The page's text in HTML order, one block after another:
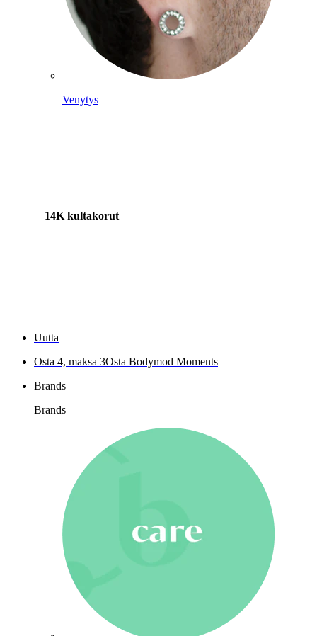
Venytys
14K kultakorut
Uutta
Osta 4, maksa 3Osta Bodymod Moments
Brands
Brands